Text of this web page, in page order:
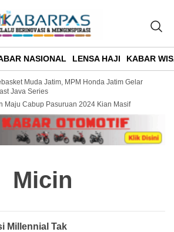
NASIONAL LENSA HAJI KABAR
Muda Jatim, MPM Honda Jatim Gelar
Java Series
Maju Cabup Pasuruan 2024 Kian Masif
Micin
Millennial Tak